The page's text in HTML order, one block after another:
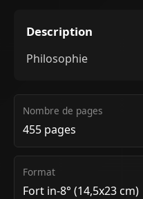
Description
Philosophie
Nombre de pages
455 pages
Format
Fort in-8° (14,5x23 cm)